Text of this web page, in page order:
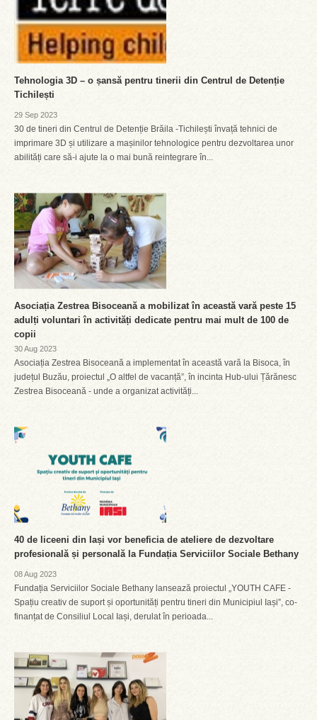
Tehnologia 3D – o șansă pentru tinerii din Centrul de Detenție
Tichilești
29 Sep 2023
30 de tineri din Centrul de Detenție Brăila -Tichilești învață tehnici de
imprimare 3D și utilizare a mașinilor tehnologice pentru dezvoltarea unor
abilități care să-i ajute la o mai bună reintegrare în...
Asociația Zestrea Bisoceană a mobilizat în această vară peste 15
adulți voluntari în activități dedicate pentru mai mult de 100 de
copii
30 Aug 2023
Asociația Zestrea Bisoceană a implementat în această vară la Bisoca, în
județul Buzău, proiectul „O altfel de vacanță”, în incinta Hub-ului Țărănesc
Zestrea Bisoceană - unde a organizat activități...
40 de liceeni din Iași vor beneficia de ateliere de dezvoltare
profesională și personală la Fundația Serviciilor Sociale Bethany
08 Aug 2023
Fundația Serviciilor Sociale Bethany lansează proiectul „YOUTH CAFE -
Spațiu creativ de suport și oportunități pentru tineri din Municipiul Iași”, co-
finanțat de Consiliul Local Iași, derulat în perioada...